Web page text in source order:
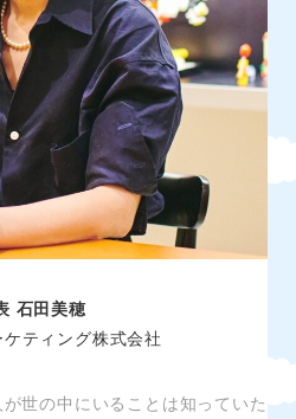
石田美穂
ティング株式会社
世の中にいることは知っていた